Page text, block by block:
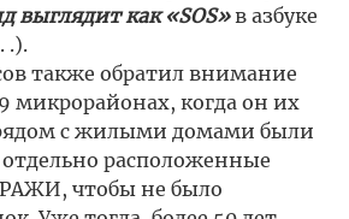
выглядит как «SOS»в азбуке
.).
также обратил внимание
микрорайонах, когда он их
с жилыми домами были
расположенные
чтобы не было